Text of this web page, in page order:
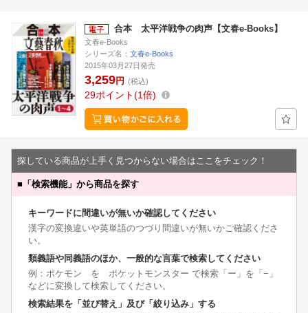
合本 太平洋戦争の肉声【文春e-Books】
文春e-Books
シリーズ名： 文春e-Books
2015年03月27日発売
3,259円 (税込)
29ポイント 1倍
探している商品が上手く見つからない場合はここをチェック！
■ 「検索機能」から商品を探す
キーワードに間違いが無いか確認してください
漢字の変換違いや英単語のつづり間違いが無いかご確認くださ
い。
類義語や同義語のほか、一般的な言葉で検索してください
例：ポケモン を ポケットモンスター で検索「ー」を「−」
などに変換して検索してください。
検索結果を「並び替え」及び「絞り込み」する